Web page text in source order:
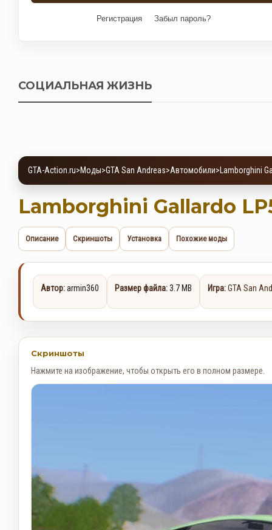
Регистрация Забыл пароль?
СОЦИАЛЬНАЯ ЖИЗНЬ
GTA-Action.ru>Моды>GTA San Andreas>Автомобили> Lamborghini
Lamborghini Gallardo
Описание Скриншоты Установка Похожие моды
Автор:armin360 Размер файла:3.7 MB Игра:GTA San
Скриншоты
Нажмите на изображение, чтобы открыть его в полном размере.